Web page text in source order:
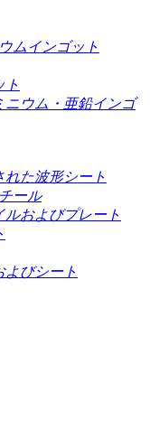
ムインゴット
ト
ニウム・亜鉛インゴ
れた波形シート
ール
ルおよびプレート
よびシート